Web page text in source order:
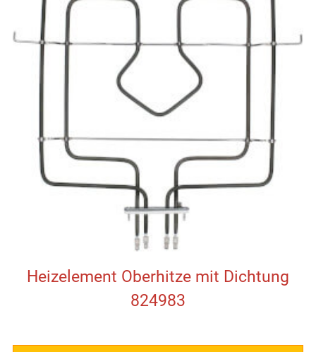
Heizelement Oberhitze mit Dichtung
824983